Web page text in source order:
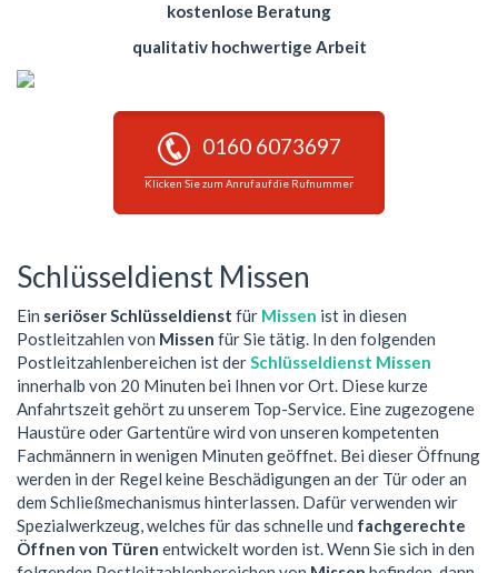
kostenlose Beratung
qualitativ hochwertige Arbeit
0160 6073697
Klicken Sie zum Anruf auf die Rufnummer
Schlüsseldienst Missen
Ein seriöser Schlüsseldienst für Missen ist in diesen
Postleitzahlen von Missen für Sie tätig. In den folgenden
Postleitzahlenbereichen ist derSchlüsseldienst Missen
innerhalb von 20 Minuten bei Ihnen vor Ort. Diese kurze
Anfahrtszeit gehört zu unserem Top-Service. Eine zugezogene
Haustüre oder Gartentüre wird von unseren kompetenten
Fachmännern in wenigen Minuten geöffnet. Bei dieser Öffnung
werden in der Regel keine Beschädigungen an der Tür oder an
dem Schließmechanismus hinterlassen. Dafür verwenden wir
Spezialwerkzeug, welches für das schnelle und fachgerechte
Öffnen von Türen entwickelt worden ist. Wenn Sie sich in den